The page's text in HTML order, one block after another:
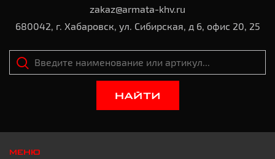
zakaz@armata-khv.ru
680042, г. Хабаровск, ул. Сибирская, д 6, офис 20, 25
НАЙТИ
МЕНЮ